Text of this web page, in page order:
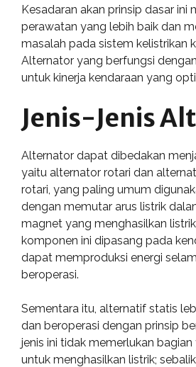
Kesadaran akan prinsip dasar ini
perawatan yang lebih baik dan
masalah pada sistem kelistrikan
Alternator yang berfungsi
untuk kinerja kendaraan yang
Jenis-Jenis
Alternator dapat dibedakan
yaitu alternator rotari dan
rotari, yang paling umum
dengan memutar arus listrik
magnet yang menghasilkan
komponen ini dipasang pada
dapat memproduksi energi
beroperasi.
Sementara itu, alternatif statis
dan beroperasi dengan prinsip
jenis ini tidak memerlukan
untuk menghasilkan listrik;